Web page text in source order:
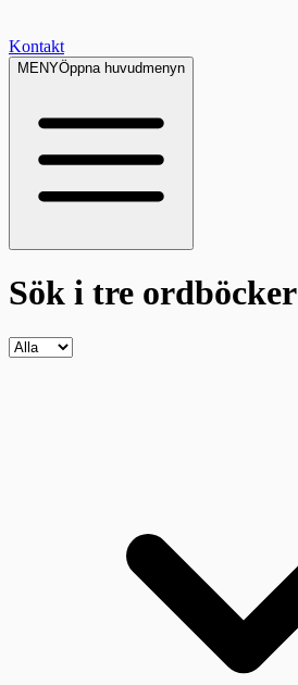
Kontakt
MENYÖppna huvudmenyn
Sök i tre ordböcker